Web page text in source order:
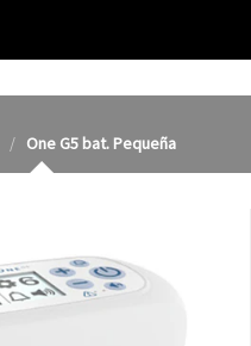
One G5 bat. Pequeña